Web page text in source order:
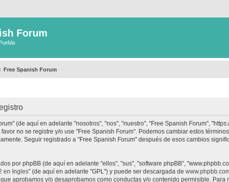
Forum
Free Spanish Forum
(de aquí en adelante "nosotros", "nos", "nuestro", "Free Spanish Forum",
no se registre y/o use "Free Spanish Forum". Podemos cambiar estos
Seguir registrado a "Free Spanish Forum" después de esos cambios
por phpBB (de aquí en adelante "ellos", "sus", "software phpBB",
en Ingles” (de aquí en adelante "GPL") y puede ser descargada de
aprobamos y/o desaprobamos como conductas y/o contenido permisible. Para